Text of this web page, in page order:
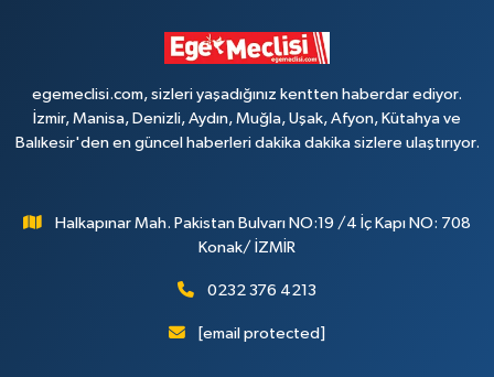
egemeclisi.com, sizleri yaşadığınız kentten haberdar ediyor.
İzmir, Manisa, Denizli, Aydın, Muğla, Uşak, Afyon, Kütahya ve
Balıkesir'den en güncel haberleri dakika dakika sizlere ulaştırıyor.
Halkapınar Mah. Pakistan Bulvarı NO:19 /4 İç Kapı NO: 708
Konak/ İZMİR
0232 376 4213
[email protected]